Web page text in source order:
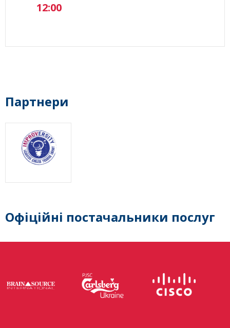
12:00
Партнери
Офіційні постачальники послуг